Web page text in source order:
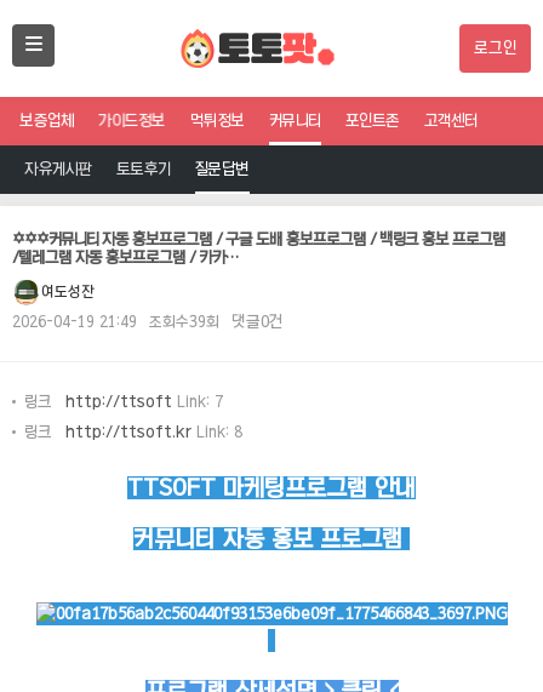
로그인
보증업체 가이드정보 먹튀정보 커뮤니티 포인트존 고객센터
자유게시판 토토후기 질문답변
✡️✡️✡️커뮤니티 자동 홍보프로그램 / 구글 도배 홍보프로그램 / 백링크 홍보 프로그램
/텔레그램 자동 홍보프로그램 / 카카…
여도성잔
2026-04-19 21:49 조회수39회 댓글0건
링크 http://ttsoft Link: 7
링크 http://ttsoft.kr Link: 8
TTSOFT 마케팅프로그램 안내
커뮤니티 자동 홍보 프로그램